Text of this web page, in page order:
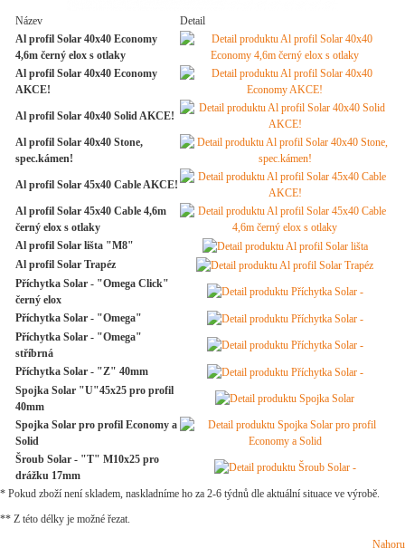
Název
Detail
Al profil Solar 40x40 Economy
4,6m černý elox s otlaky
Al profil Solar 40x40 Economy
AKCE!
Al profil Solar 40x40 Solid AKCE!
Al profil Solar 40x40 Stone,
spec.kámen!
Al profil Solar 45x40 Cable AKCE!
Al profil Solar 45x40 Cable 4,6m
černý elox s otlaky
Al profil Solar lišta "M8"
Al profil Solar Trapéz
Příchytka Solar - "Omega Click"
černý elox
Příchytka Solar - "Omega"
Příchytka Solar - "Omega"
stříbrná
Příchytka Solar - "Z" 40mm
Spojka Solar "U"45x25 pro profil
40mm
Spojka Solar pro profil Economy a
Solid
Šroub Solar - "T" M10x25 pro
drážku 17mm
* Pokud zboží není skladem, naskladníme ho za 2-6 týdnů dle aktuální situace ve výrobě.
** Z této délky je možné řezat.
Nahoru